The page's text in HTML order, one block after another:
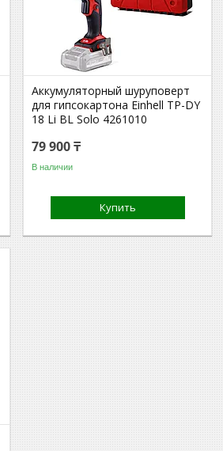
Аккумуляторный шуруповерт
для гипсокартона Einhell TP-DY
18 Li BL Solo 4261010
79 900 ₸
В наличии
Купить